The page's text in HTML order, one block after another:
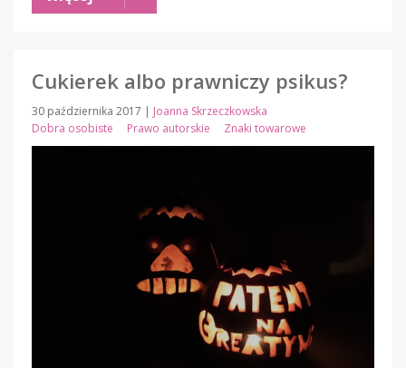
Cukierek albo prawniczy psikus?
30 października 2017 | Joanna Skrzeczkowska
Dobra osobiste
Prawo autorskie Znaki towarowe